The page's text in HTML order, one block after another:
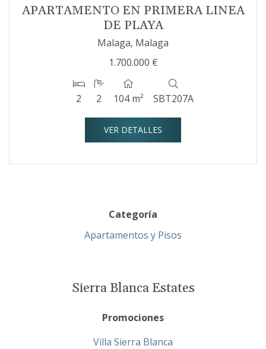
APARTAMENTO EN PRIMERA LINEA
DE PLAYA
Malaga, Malaga
1.700.000 €
2 2 104 m² SBT207A
VER DETALLES
Categoría
Apartamentos y Pisos
Sierra Blanca Estates
Promociones
Villa Sierra Blanca